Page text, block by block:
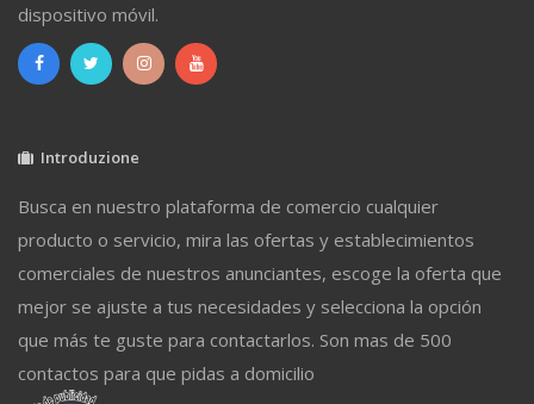
dispositivo móvil.
Introduzione
Busca en nuestro plataforma de comercio cualquier
producto o servicio, mira las ofertas y establecimientos
comerciales de nuestros anunciantes, escoge la oferta que
mejor se ajuste a tus necesidades y selecciona la opción
que más te guste para contactarlos. Son mas de 500
contactos para que pidas a domicilio